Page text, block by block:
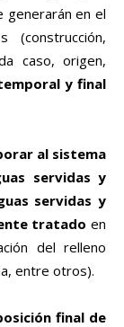
generarán en el
caso, origen,
y final
al sistema
servidas y
servidas y
tratado en
del relleno
entre otros).
final de